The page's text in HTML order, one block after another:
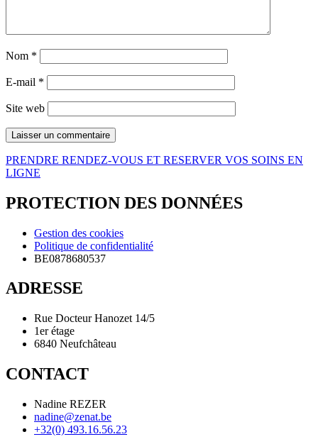
Nom *
E-mail *
Site web
PRENDRE RENDEZ-VOUS ET RESERVER VOS SOINS EN
LIGNE
PROTECTION DES DONNÉES
Gestion des cookies
Politique de confidentialité
BE0878680537
ADRESSE
Rue Docteur Hanozet 14/5
1er étage
6840 Neufchâteau
CONTACT
Nadine REZER
nadine@zenat.be
+32(0) 493.16.56.23